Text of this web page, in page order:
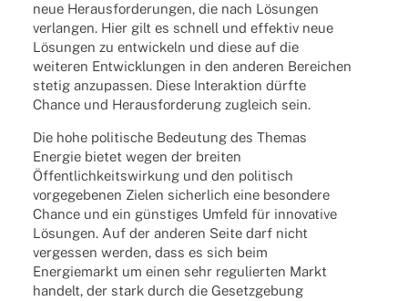
neue Heraus­for­de­run­gen, die nach Lösungen
verlan­gen. Hier gilt es schnell und effek­tiv neue
Lösungen zu entwi­ckeln und diese auf die
weite­ren Entwick­lun­gen in den ande­ren Berei­chen
stetig anzu­pas­sen. Diese Inter­ak­tion dürfte
Chance und Heraus­for­de­rung zugleich sein.
Die hohe poli­ti­sche Bedeu­tung des Themas
Ener­gie bietet wegen der brei­ten
Öffentlichkeitswirkung und den poli­tisch
vorge­ge­be­nen Zielen sicher­lich eine beson­dere
Chance und ein günstiges Umfeld für inno­va­tive
Lösungen. Auf der ande­ren Seite darf nicht
verges­sen werden, dass es sich beim
Ener­gie­markt um einen sehr regu­lier­ten Markt
handelt, der stark durch die Gesetz­ge­bung